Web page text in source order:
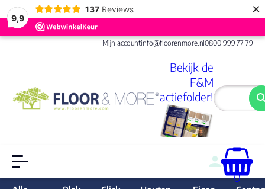
9,9
137 Reviews ×
Mijn accountinfo@floorenmore.nl0800 999 77 79
Bekijk de
F&M
actiefolder!
0